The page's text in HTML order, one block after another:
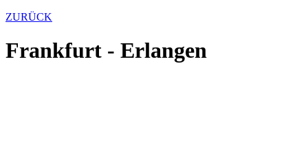
ZURÜCK
Frankfurt - Erlangen